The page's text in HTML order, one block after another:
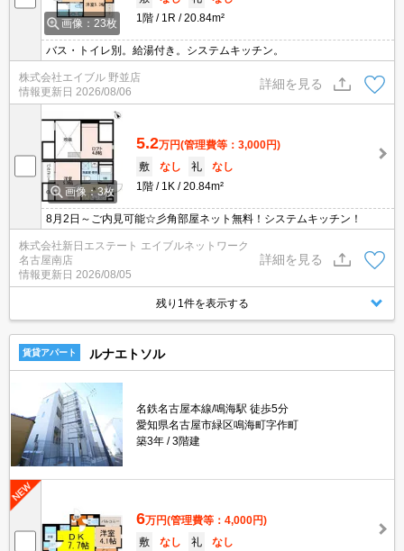
画像：23枚
1階
1R 20.84m²
バス・トイレ別。給湯付き。システムキッチン。
株式会社エイブル 野並店
情報更新日 2026/08/06
詳細を見る
画像：3枚
5.2万円(管理費等：3,000円)
敷
なし 礼
なし
1階
1K 20.84m²
8月2日～ご内見可能☆彡角部屋ネット無料！システムキッチン！
株式会社新日エステート エイブルネットワーク
名古屋南店
情報更新日 2026/08/05
詳細を見る
残り1件を表示する
賃貸アパート ルナエトソル
名鉄名古屋本線/鳴海駅 徒歩5分
愛知県名古屋市緑区鳴海町字作町
築3年
3階建
6万円(管理費等：4,000円)
敷
なし 礼
なし